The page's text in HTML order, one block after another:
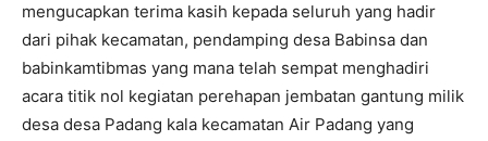
mengucapkan terima kasih kepada seluruh yang hadir
dari pihak kecamatan, pendamping desa Babinsa dan
babinkamtibmas yang mana telah sempat menghadiri
acara titik nol kegiatan perehapan jembatan gantung milik
desa desa Padang kala kecamatan Air Padang yang